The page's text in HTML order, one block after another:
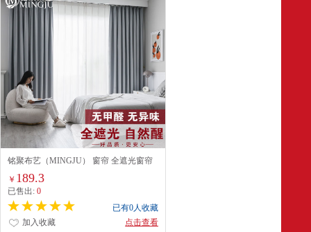
铭聚布艺（MINGJU） 窗帘 全遮光窗帘
成品窗帘布遮阳帘 涤塔夫浅灰挂钩式
3.0*2.7单片
￥ 189.3
已售出: 0
已有0人收藏
点击查看
加入收藏